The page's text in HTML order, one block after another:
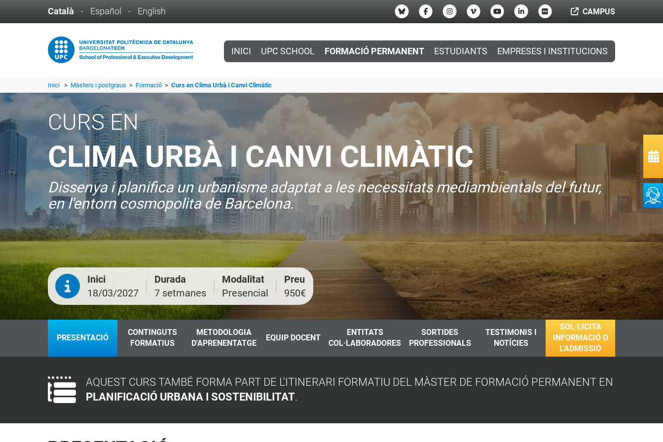
Català - Español - English CAMPUS
INICI UPC SCHOOL FORMACIÓ PERMANENT ESTUDIANTS EMPRESES I INSTITUCIONS
Inici > Màsters i postgraus > Formació > Curs en Clima Urbà i Canvi Climàtic
CURS EN
CLIMA URBÀ I CANVI CLIMÀTIC
Dissenya i planifica un urbanisme adaptat a les necessitats mediambientals del futur,
en l'entorn cosmopolita de Barcelona.
Inici
18/03/2027
Durada
7 setmanes
Modalitat
Presencial
Preu
950€
PRESENTACIÓ
CONTINGUTS
FORMATIUS
METODOLOGIA
D'APRENENTATGE
EQUIP DOCENT
ENTITATS
COL·LABORADORES
SORTIDES
PROFESSIONALS
TESTIMONIS I
NOTÍCIES
SOL·LICITA
INFORMACIÓ O
L'ADMISSIÓ
AQUEST CURS TAMBÉ FORMA PART DE L'ITINERARI FORMATIU DEL MÀSTER DE FORMACIÓ PERMANENT EN
PLANIFICACIÓ URBANA I SOSTENIBILITAT.